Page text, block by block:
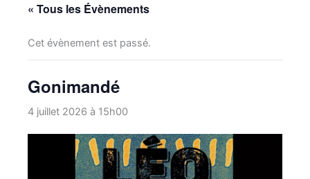
« Tous les Évènements
Cet évènement est passé.
Gonimandé
4 juillet 2026 à 15h00